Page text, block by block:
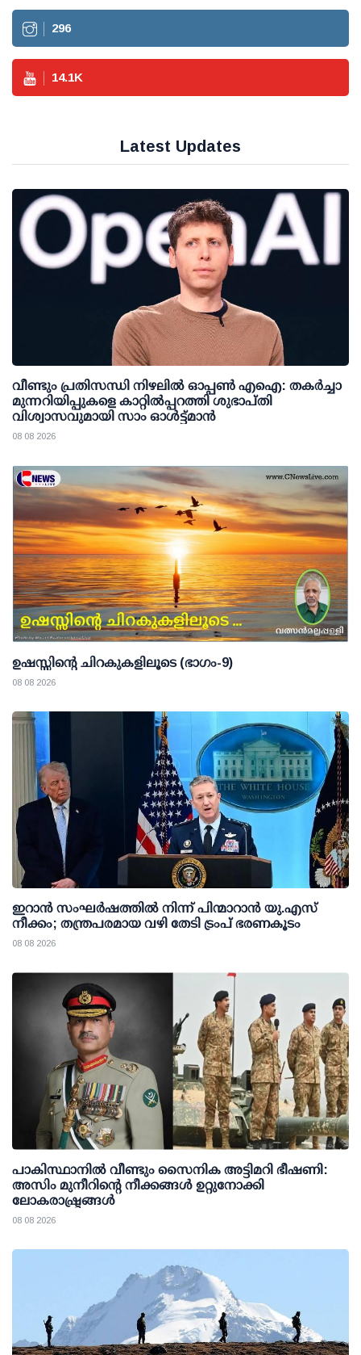
296
14.1K
Latest Updates
വീണ്ടും പ്രതിസന്ധി നിഴലില്‍ ഓപ്പണ്‍ എഐ: തകര്‍ച്ചാ
മുന്നറിയിപ്പുകളെ കാറ്റില്‍പ്പറത്തി ശുഭാപ്തി
വിശ്വാസവുമായി സാം ഓള്‍ട്ട്മാന്‍
08 08 2026
ഉഷസ്സിന്റെ ചിറകുകളിലൂടെ (ഭാഗം-9)
08 08 2026
ഇറാന്‍ സംഘര്‍ഷത്തില്‍ നിന്ന് പിന്മാറാന്‍ യു.എസ്
നീക്കം; തന്ത്രപരമായ വഴി തേടി ട്രംപ് ഭരണകൂടം
08 08 2026
പാകിസ്ഥാനില്‍ വീണ്ടും സൈനിക അട്ടിമറി ഭീഷണി:
അസിം മുനീറിന്റെ നീക്കങ്ങള്‍ ഉറ്റുനോക്കി
ലോകരാഷ്ട്രങ്ങള്‍
08 08 2026